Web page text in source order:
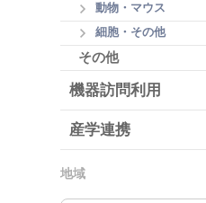
動物・マウス
細胞・その他
その他
機器訪問利用
産学連携
地域